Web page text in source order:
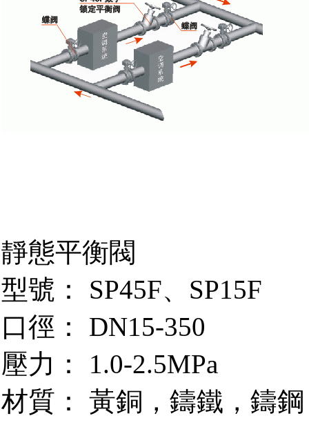
靜態平衡閥
型號： SP45F、SP15F
口徑： DN15-350
壓力： 1.0-2.5MPa
材質： 黃銅，鑄鐵，鑄鋼